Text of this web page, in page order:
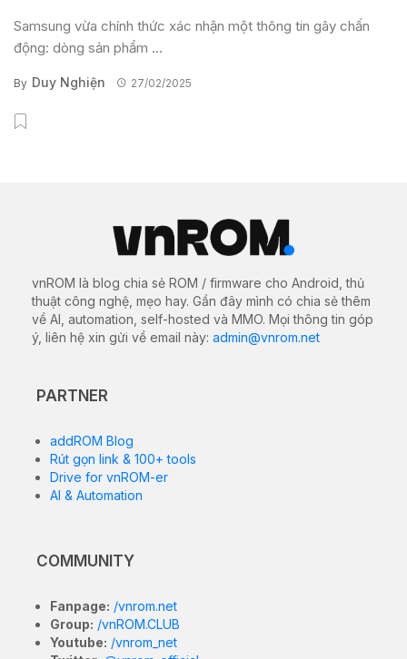
Samsung vừa chính thức xác nhận một thông tin gây chấn
động: dòng sản phẩm ...
By Duy Nghiện 27/02/2025
vnROM là blog chia sẻ ROM / firmware cho Android, thủ
thuật công nghệ, mẹo hay. Gần đây mình có chia sẻ thêm
về AI, automation, self-hosted và MMO. Mọi thông tin góp
ý, liên hệ xin gửi về email này: admin@vnrom.net
PARTNER
addROM Blog
Rút gọn link & 100+ tools
Drive for vnROM-er
AI & Automation
COMMUNITY
Fanpage: /vnrom.net
Group: /vnROM.CLUB
Youtube: /vnrom_net